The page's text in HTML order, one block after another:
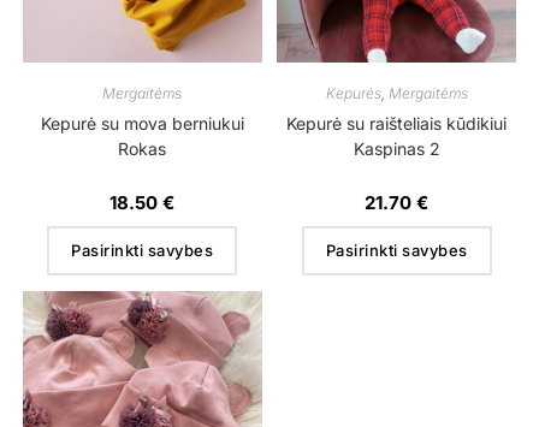
Mergaitėms
Kepurė su mova berniukui
Rokas
18.50€
Pasirinkti savybes
Kepurės, Mergaitėms
Kepurė su raišteliais kūdikiui
Kaspinas 2
21.70€
Pasirinkti savybes